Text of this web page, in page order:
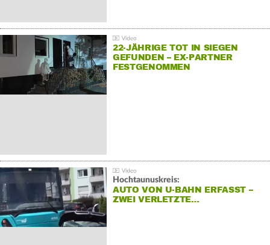
22-JÄHRIGE TOT IN SIEGEN
GEFUNDEN – EX-PARTNER
FESTGENOMMEN
Hochtaunuskreis:
AUTO VON U-BAHN ERFASST –
ZWEI VERLETZTE…